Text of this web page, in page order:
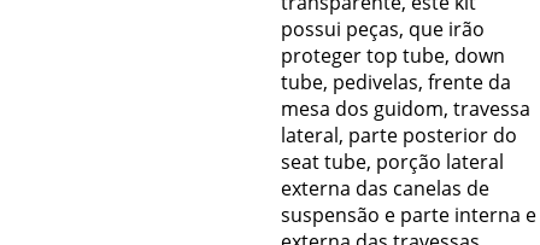
possui peças, que irão
proteger top tube, down
tube, pedivelas, frente da
mesa dos guidom, travessa
lateral, parte posterior do
seat tube, porção lateral
externa das canelas de
suspensão e parte interna e